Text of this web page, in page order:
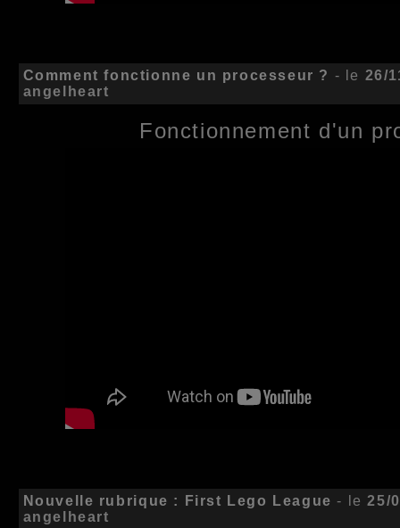
Comment fonctionne un processeur ? - le 26/
angelheart
Fonctionnement d'un
Nouvelle rubrique : First Lego League - le25/
angelheart